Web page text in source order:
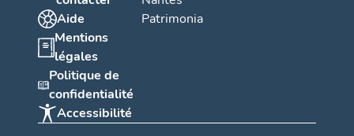
Aide
Mentions
légales
Politique de
confidentialité
Accessibilité
Patrimonia